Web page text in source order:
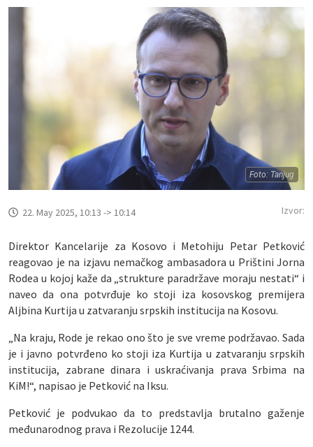
Foto: Tanjug
22. May 2025, 10:13 -> 10:14 Izvor:
Direktor Kancelarije za Kosovo i Metohiju Petar Petković
reagovao je na izjavu nemačkog ambasadora u Prištini Jorna
Rodea u kojoj kaže da „strukture paradržave moraju nestati“ i
naveo da ona potvrđuje ko stoji iza kosovskog premijera
Aljbina Kurtija u zatvaranju srpskih institucija na Kosovu.
„Na kraju, Rode je rekao ono što je sve vreme podržavao. Sada
je i javno potvrđeno ko stoji iza Kurtija u zatvaranju srpskih
institucija, zabrane dinara i uskraćivanja prava Srbima na
KiM!“, napisao je Petković na Iksu.
Petković je podvukao da to predstavlja brutalno gaženje
međunarodnog prava i Rezolucije 1244.